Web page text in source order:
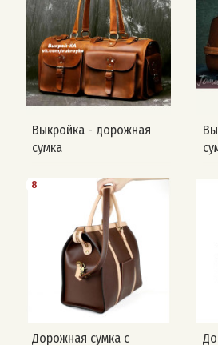
Выкройка - дорожная
сумка
8
Дорожная сумка с